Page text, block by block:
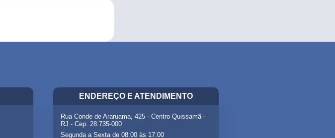
ENDEREÇO E ATENDIMENTO
Rua Conde de Araruama, 425 - Centro Quissamã -
RJ - Cep: 28.735-000
Segunda a Sexta de 08:00 às 17:00